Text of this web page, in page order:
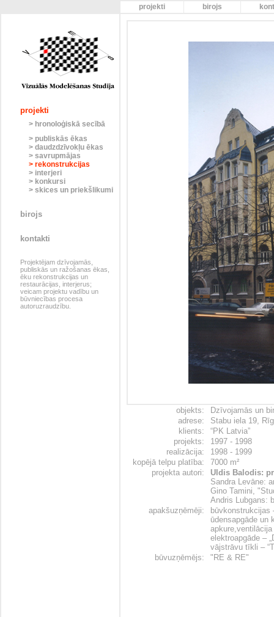
projekti birojs
projekti
> hronoloģiskā secībā
> publiskās ēkas
> daudzdzīvokļu ēkas
> savrupmājas
> rekonstrukcijas
> interjeri
> konkursi
> skices un priekšlikumi
birojs
kontakti
Projektējam dzīvojamās,
publiskās un ražošanas ēkas,
ēku rekonstrukcijas un
restaurācijas, interjerus;
veicam projektu vadību un
būvniecības procesa
autoruzraudzību.
objekts:
Dzīvojamās un
adrese:
Stabu iela 19,
klients:
“PK Latvia”
projekts:
1997 - 1998
realizācija:
1998 - 1999
kopējā telpu platība:
7000 m²
projekta autori:
Uldis Balodis:
Sandra Levāne:
Gino Tamini,
Andris Lubgans:
apakšuzņēmēji:
būvkonstrukcijas
ūdensapgāde un
apkure,ventilācija
elektroapgāde –
vājstrāvu tīkli –
būvuzņēmējs:
"RE & RE"